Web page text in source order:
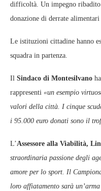
difficoltà. Un impegno ribadito
donazione di derrate
Le istituzioni cittadine hanno
squadra in partenza.
Il Sindaco di Montesilvano
rappresenti «un esempio
valori della città. I cinque
i 95.000 euro donati sono il
L’Assessore alla Viabilità,
straordinaria passione degli
amore per lo sport. Il
loro affiatamento sarà un’arma